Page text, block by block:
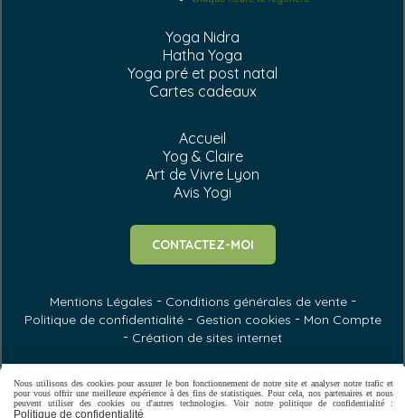
Yoga Nidra
Hatha Yoga
Yoga pré et post natal
Cartes cadeaux
Accueil
Yog & Claire
Art de Vivre Lyon
Avis Yogi
CONTACTEZ-MOI
Mentions Légales
Conditions générales de vente
Politique de confidentialité
Gestion cookies
Mon Compte
Création de sites internet
Nous utilisons des cookies pour assurer le bon fonctionnement de notre site et analyser notre trafic et
pour vous offrir une meilleure expérience à des fins de statistiques. Pour cela, nos partenaires et nous
peuvent utiliser des cookies ou d'autres technologies. Voir notre politique de confidentialité :
Politique de confidentialité